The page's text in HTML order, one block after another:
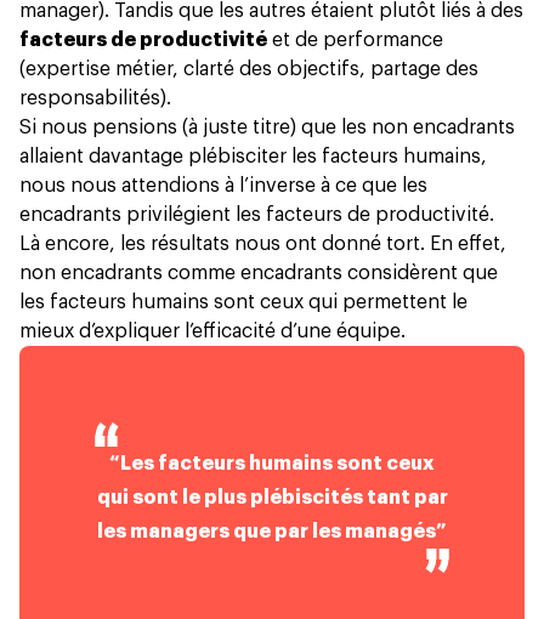
manager). Tandis que les autres étaient plutôt liés à des
facteurs de productivité et de performance
(expertise métier, clarté des objectifs, partage des
responsabilités).
Si nous pensions (à juste titre) que les non encadrants
allaient davantage plébisciter les facteurs humains,
nous nous attendions à l’inverse à ce que les
encadrants privilégient les facteurs de productivité.
Là encore, les résultats nous ont donné tort. En effet,
non encadrants comme encadrants considèrent que
les facteurs humains sont ceux qui permettent le
mieux d’expliquer l’efficacité d’une équipe.
“Les facteurs humains sont ceux
qui sont le plus plébiscités tant par
les managers que par les managés”